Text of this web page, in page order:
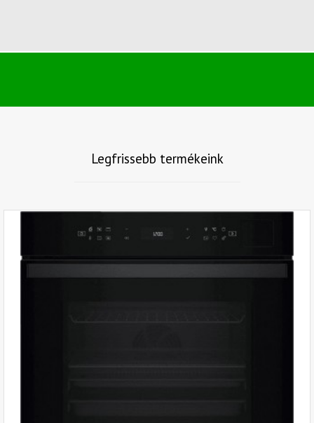
Legfrissebb termékeink